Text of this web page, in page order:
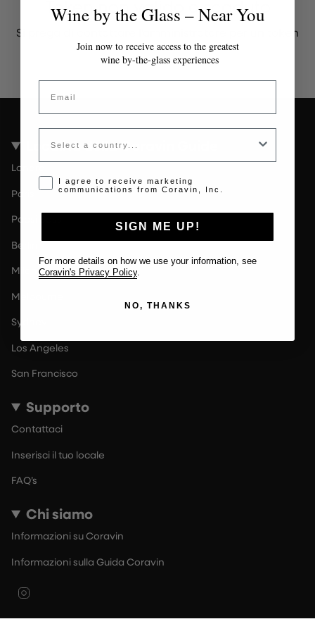
Token non valido o scaduto
Si prega di contattare l'amministratore per un token
valido.
Località della Coravin Guide
Londra
Paris
Paesi Bassi
Berlin
Milano
Melbourne
Sydney
Los Angeles
San Francisco
Supporto
Contattaci
Inserisci il tuo locale
FAQ’s
Chi siamo
Informazioni su Coravin
Informazioni sulla Guida Coravin
Wine by the Glass – Near You
Join now to receive access to the greatest
wine by-the-glass experiences
Email
Country
Opt-in disclaimer
I agree to receive marketing
communications from Coravin, Inc.
SIGN ME UP!
For more details on how we use your information, see
Coravin's Privacy Policy.
NO, THANKS